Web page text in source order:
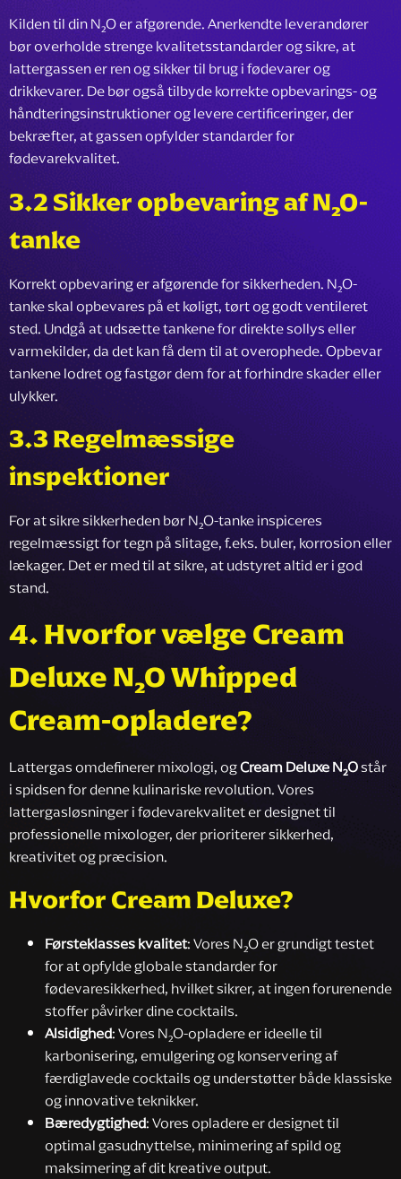
Kilden til din N₂O er afgørende. Anerkendte leverandører
bør overholde strenge kvalitetsstandarder og sikre, at
lattergassen er ren og sikker til brug i fødevarer og
drikkevarer. De bør også tilbyde korrekte opbevarings- og
håndteringsinstruktioner og levere certificeringer, der
bekræfter, at gassen opfylder standarder for
fødevarekvalitet.
3.2 Sikker opbevaring af N₂O-
tanke
Korrekt opbevaring er afgørende for sikkerheden. N₂O-
tanke skal opbevares på et køligt, tørt og godt ventileret
sted. Undgå at udsætte tankene for direkte sollys eller
varmekilder, da det kan få dem til at overophede. Opbevar
tankene lodret og fastgør dem for at forhindre skader eller
ulykker.
3.3 Regelmæssige
inspektioner
For at sikre sikkerheden bør N₂O-tanke inspiceres
regelmæssigt for tegn på slitage, f.eks. buler, korrosion eller
lækager. Det er med til at sikre, at udstyret altid er i god
stand.
4.Hvorfor vælge Cream
Deluxe N₂O Whipped
Cream-opladere?
Lattergas omdefinerer mixologi, ogCream Deluxe N₂Ostår
i spidsen for denne kulinariske revolution. Vores
lattergasløsninger i fødevarekvalitet er designet til
professionelle mixologer, der prioriterer sikkerhed,
kreativitet og præcision.
Hvorfor Cream Deluxe?
Førsteklasses kvalitet: Vores N₂O er grundigt testet
for at opfylde globale standarder for
fødevaresikkerhed, hvilket sikrer, at ingen forurenende
stoffer påvirker dine cocktails.
Alsidighed: Vores N₂O-opladere er ideelle til
karbonisering, emulgering og konservering af
færdiglavede cocktails og understøtter både klassiske
og innovative teknikker.
Bæredygtighed: Vores opladere er designet til
optimal gasudnyttelse, minimering af spild og
maksimering af dit kreative output.